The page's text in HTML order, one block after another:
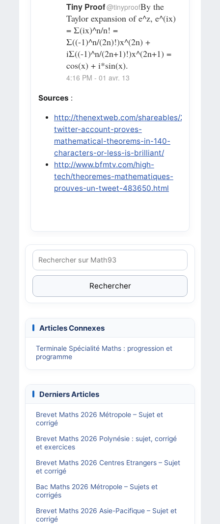
Tiny Proof@tinyproofBy the
Taylor expansion of e^z, e^(ix)
= Σ(ix)^n/n! =
Σ((-1)^n/(2n)!)x^(2n) +
iΣ((-1)^n/(2n+1)!)x^(2n+1) =
cos(x) + i*sin(x).
4:16 PM - 01 avr. 13
Sources :
http://thenextweb.com/shareables/2013/04/
twitter-account-proves-
mathematical-theorems-in-140-
characters-or-less-is-brilliant/
http://www.bfmtv.com/high-
tech/theoremes-mathematiques-
prouves-un-tweet-483650.html
Rechercher
Articles Connexes
Terminale Spécialité Maths : progression et
programme
Derniers Articles
Brevet Maths 2026 Métropole – Sujet et
corrigé
Brevet Maths 2026 Polynésie : sujet, corrigé
et exercices
Brevet Maths 2026 Centres Etrangers – Sujet
et corrigé
Bac Maths 2026 Métropole – Sujets et
corrigés
Brevet Maths 2026 Asie-Pacifique – Sujet et
corrigé